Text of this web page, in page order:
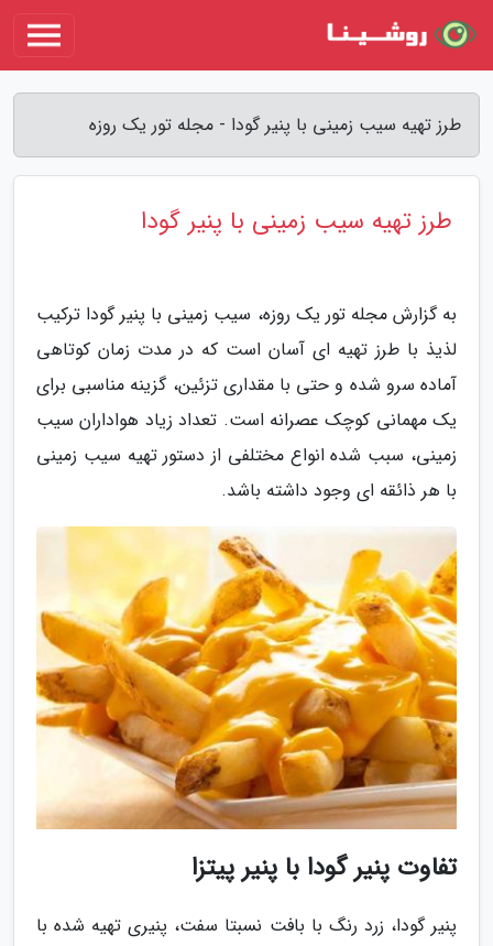
طرز تهیه سیب زمینی با پنیر گودا - مجله تور یک روزه
طرز تهیه سیب زمینی با پنیر گودا
به گزارش مجله تور یک روزه، سیب زمینی با پنیر گودا ترکیب
لذیذ با طرز تهیه ای آسان است که در مدت زمان کوتاهی
آماده سرو شده و حتی با مقداری تزئین، گزینه مناسبی برای
یک مهمانی کوچک عصرانه است. تعداد زیاد هواداران سیب
زمینی، سبب شده انواع مختلفی از دستور تهیه سیب زمینی
با هر ذائقه ای وجود داشته باشد.
تفاوت پنیر گودا با پنیر پیتزا
پنیر گودا، زرد رنگ با بافت نسبتا سفت، پنیری تهیه شده با